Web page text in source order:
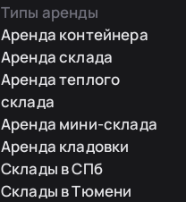
Типы аренды
Аренда контейнера
Аренда склада
Аренда теплого
склада
Аренда мини-склада
Аренда кладовки
Склады в СПб
Склады в Тюмени